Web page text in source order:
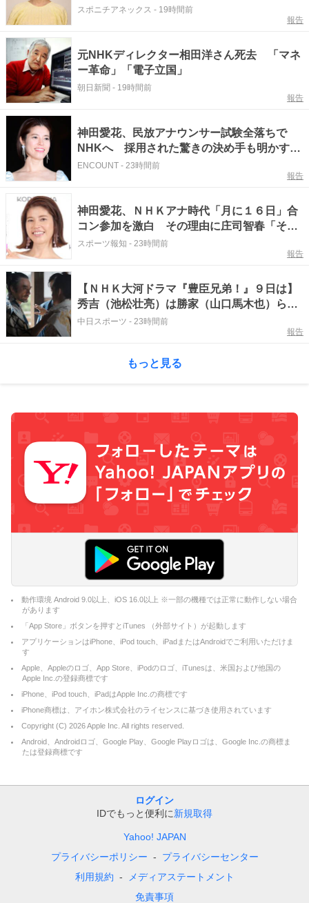
ばと…」思い語る
スポニチアネックス - 19時間前
報告
元NHKディレクター相田洋さん死去 「マネ
ー革命」「電子立国」
朝日新聞 - 19時間前
報告
神田愛花、民放アナウンサー試験全落ちで
NHKへ 採用された驚きの決め手も明かす
「それで受かったみたい」
ENCOUNT - 23時間前
報告
神田愛花、ＮＨＫアナ時代「月に１６日」合
コン参加を激白 その理由に庄司智春「それ
ってスパイ行為みたいな？」
スポーツ報知 - 23時間前
報告
【ＮＨＫ大河ドラマ『豊臣兄弟！』９日は】
秀吉（池松壮亮）は勝家（山口馬木也）ら重
臣だけを呼び集め…
中日スポーツ - 23時間前
報告
もっと見る
動作環境 Android 9.0以上、iOS 16.0以上 ※一部の機種では正常に動作しない場合
があります
「App Store」ボタンを押すとiTunes （外部サイト）が起動します
アプリケーションはiPhone、iPod touch、iPadまたはAndroidでご利用いただけま
す
Apple、Appleのロゴ、App Store、iPodのロゴ、iTunesは、米国および他国の
Apple Inc.の登録商標です
iPhone、iPod touch、iPadはApple Inc.の商標です
iPhone商標は、アイホン株式会社のライセンスに基づき使用されています
Copyright (C) 2026Apple Inc. All rights reserved.
Android、Androidロゴ、Google Play、Google Playロゴは、Google Inc.の商標ま
たは登録商標です
ログイン
IDでもっと便利に新規取得
Yahoo! JAPAN
プライバシーポリシー
プライバシーセンター
利用規約
メディアステートメント
免責事項